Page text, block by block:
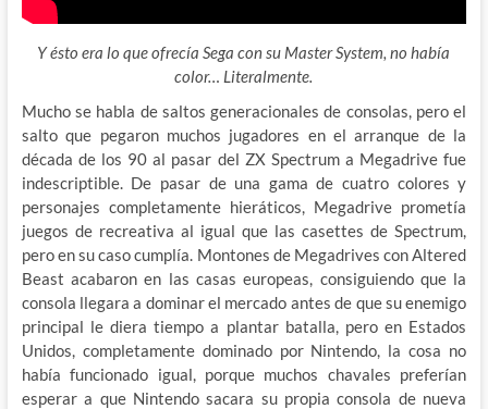
Y ésto era lo que ofrecía Sega con su Master System, no había
color… Literalmente.
Mucho se habla de saltos generacionales de consolas, pero el
salto que pegaron muchos jugadores en el arranque de la
década de los 90 al pasar del ZX Spectrum a Megadrive fue
indescriptible. De pasar de una gama de cuatro colores y
personajes completamente hieráticos, Megadrive prometía
juegos de recreativa al igual que las casettes de Spectrum,
pero en su caso cumplía. Montones de Megadrives con Altered
Beast acabaron en las casas europeas, consiguiendo que la
consola llegara a dominar el mercado antes de que su enemigo
principal le diera tiempo a plantar batalla, pero en Estados
Unidos, completamente dominado por Nintendo, la cosa no
había funcionado igual, porque muchos chavales preferían
esperar a que Nintendo sacara su propia consola de nueva